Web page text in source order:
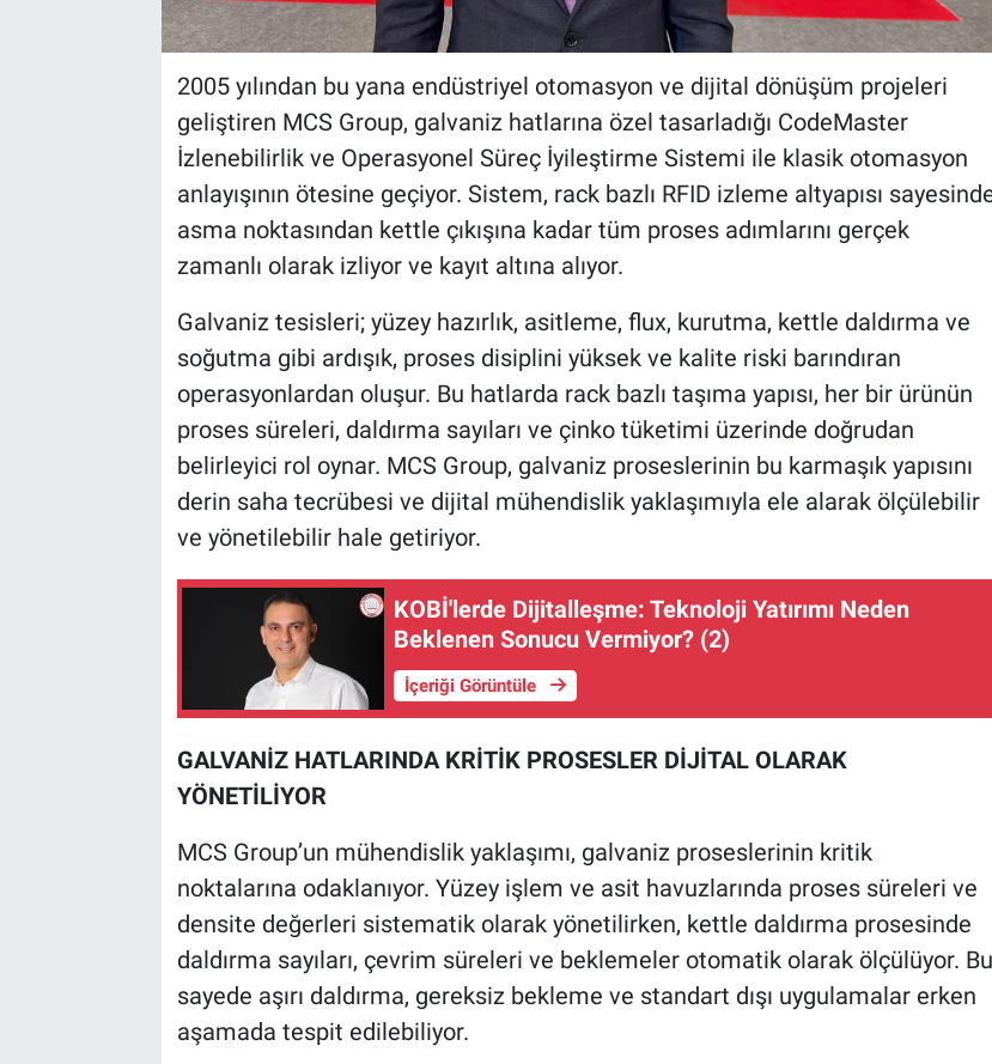
2005 yılından bu yana endüstriyel otomasyon ve dijital dönüşüm projeleri
geliştiren MCS Group, galvaniz hatlarına özel tasarladığı CodeMaster
İzlenebilirlik ve Operasyonel Süreç İyileştirme Sistemi ile klasik otomasyon
anlayışının ötesine geçiyor. Sistem, rack bazlı RFID izleme altyapısı
asma noktasından kettle çıkışına kadar tüm proses adımlarını gerçek
zamanlı olarak izliyor ve kayıt altına alıyor.
Galvaniz tesisleri; yüzey hazırlık, asitleme, flux, kurutma, kettle daldırma ve
soğutma gibi ardışık, proses disiplini yüksek ve kalite riski barındıran
operasyonlardan oluşur. Bu hatlarda rack bazlı taşıma yapısı, her bir ürünün
proses süreleri, daldırma sayıları ve çinko tüketimi üzerinde doğrudan
belirleyici rol oynar. MCS Group, galvaniz proseslerinin bu karmaşık yapısını
derin saha tecrübesi ve dijital mühendislik yaklaşımıyla ele alarak ölçülebilir
ve yönetilebilir hale getiriyor.
KOBİ'lerde Dijitalleşme: Teknoloji Yatırımı Neden
Beklenen Sonucu Vermiyor? (2)
İçeriği Görüntüle
GALVANİZ HATLARINDA KRİTİK PROSESLER DİJİTAL OLARAK
YÖNETİLİYOR
MCS Group’un mühendislik yaklaşımı, galvaniz proseslerinin kritik
noktalarına odaklanıyor. Yüzey işlem ve asit havuzlarında proses süreleri ve
densite değerleri sistematik olarak yönetilirken, kettle daldırma prosesinde
daldırma sayıları, çevrim süreleri ve beklemeler otomatik olarak ölçülüyor. Bu
sayede aşırı daldırma, gereksiz bekleme ve standart dışı uygulamalar erken
aşamada tespit edilebiliyor.